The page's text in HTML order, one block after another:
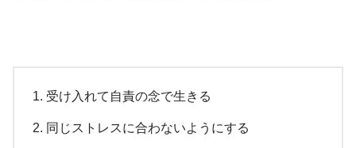
受け入れて自責の念で生きる
同じストレスに合わないようにする